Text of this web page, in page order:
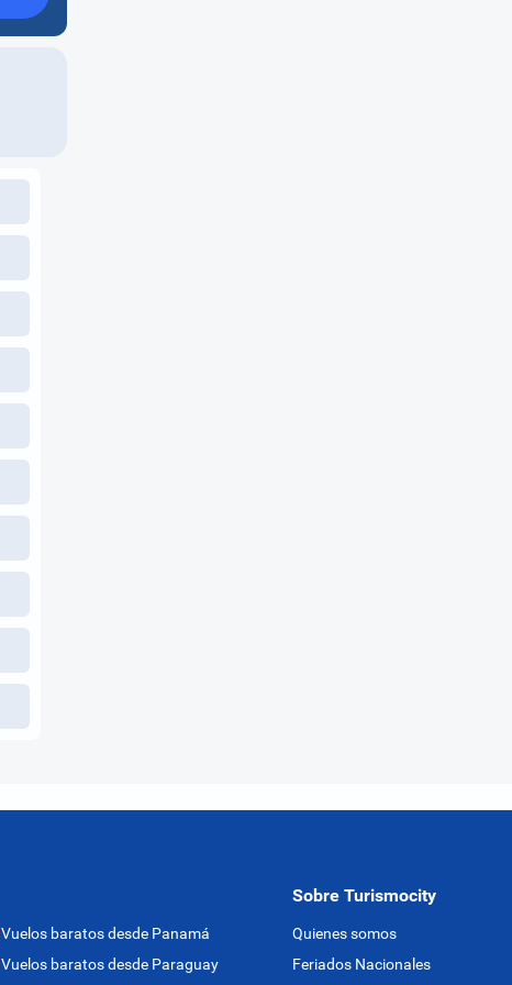
Vuelos baratos desde Panamá
Vuelos baratos desde Paraguay
Sobre Turismocity
Quienes somos
Feriados Nacionales